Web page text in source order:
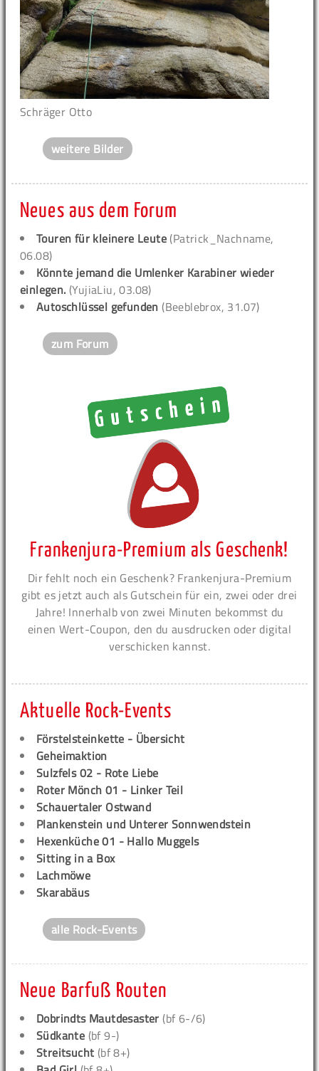
Schräger Otto
weitere Bilder
Neues aus dem Forum
Touren für kleinere Leute (Patrick_Nachname,
06.08)
Könnte jemand die Umlenker Karabiner wieder
einlegen. (YujiaLiu, 03.08)
Autoschlüssel gefunden (Beeblebrox, 31.07)
zum Forum
Frankenjura-Premium als Geschenk!
Dir fehlt noch ein Geschenk? Frankenjura-Premium
gibt es jetzt auch als Gutschein für ein, zwei oder drei
Jahre! Innerhalb von zwei Minuten bekommst du
einen Wert-Coupon, den du ausdrucken oder digital
verschicken kannst.
Aktuelle Rock-Events
Förstelsteinkette - Übersicht
Geheimaktion
Sulzfels 02 - Rote Liebe
Roter Mönch 01 - Linker Teil
Schauertaler Ostwand
Plankenstein und Unterer Sonnwendstein
Hexenküche 01 - Hallo Muggels
Sitting in a Box
Lachmöwe
Skarabäus
alle Rock-Events
Neue Barfuß Routen
Dobrindts Mautdesaster (bf 6-/6)
Südkante (bf 9-)
Streitsucht (bf 8+)